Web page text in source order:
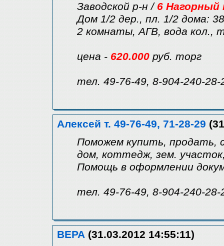
Заводской р-н / 6 Нагорный
Дом 1/2 дер., пл. 1/2 дома:
2 комнаты, АГВ, вода кол.,
цена - 620.000 руб. торг
тел. 49-76-49, 8-904-240-28-
Алексей т. 49-76-49, 71-28-29
Поможем купить, продать,
дом, коттедж, зем.
Помощь в оформлении
тел. 49-76-49, 8-904-240-28-
ВЕРА (31.03.2012 14:55:11)